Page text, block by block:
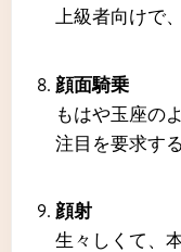
上級者向けで
顔面騎乗
もはや玉座の
注目を要求す
顔射
生々しくて、